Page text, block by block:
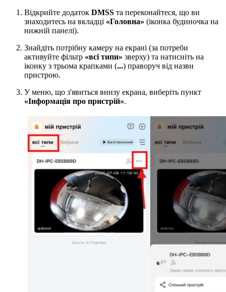
Відкрийте додаток DMSS та переконайтеся, що ви
знаходитесь на вкладці «Головна» (іконка будиночка на
нижній панелі).
Знайдіть потрібну камеру на екрані (за потреби
активуйте фільтр «всі типи» зверху) та натисніть на
іконку з трьома крапками (...) праворуч від назви
пристрою.
У меню, що з'явиться внизу екрана, виберіть пункт
«Інформація про пристрій».